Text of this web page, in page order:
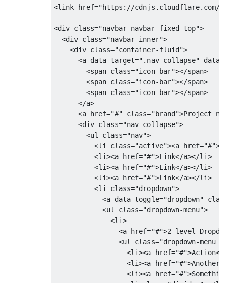
navbar sub-menu before
border-bottom
7px solid transparent
border-left
none
;
border-right
: solid rgba ( , 0
7px solid transparent
7px
10px
navbar . sub-menu :
{
border-top
solid transparent
border-left
none
border-right
6px solid #fff
border-bottom
6px solid transparent
10px ;
;
<link href="https://cdnjs.cloudflare.com/
<div class="navbar navbar-fixed-top">
<div class="navbar-inner">
<div class="container-fluid">
<a data-target=".nav-collapse"
data-
<span class="icon-bar"></span>
<span class="icon-bar"></span>
<span class="icon-bar"></span>
</a>
<a href="#" class="brand">Project
<div class="nav-collapse">
<ul
class="nav">
<li
class="active"><a href="#">
<li><a href="#">Link</a></li>
<li><a href="#">Link</a></li>
<li><a href="#">Link</a></li>
<li
class="dropdown">
<a data-toggle="dropdown"
<ul
class="dropdown-menu">
<li>
<a href="#">2-level
<ul
class="dropdown-menu
<li><a href="#">Action</
<li><a href="#">Another
<li><a href="#">